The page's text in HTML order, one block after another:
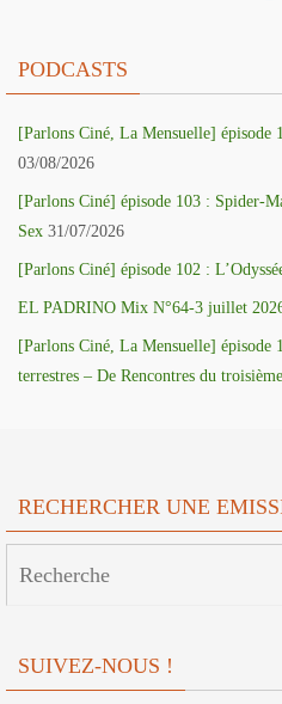
PODCASTS
[Parlons Ciné, La Mensuelle] épisode
03/08/2026
[Parlons Ciné] épisode 103 : Spider-
Sex 31/07/2026
[Parlons Ciné] épisode 102 :
EL PADRINO Mix N°64-3 juillet
[Parlons Ciné, La Mensuelle] épisode
terrestres – De Rencontres du
RECHERCHER UNE
SUIVEZ-NOUS !